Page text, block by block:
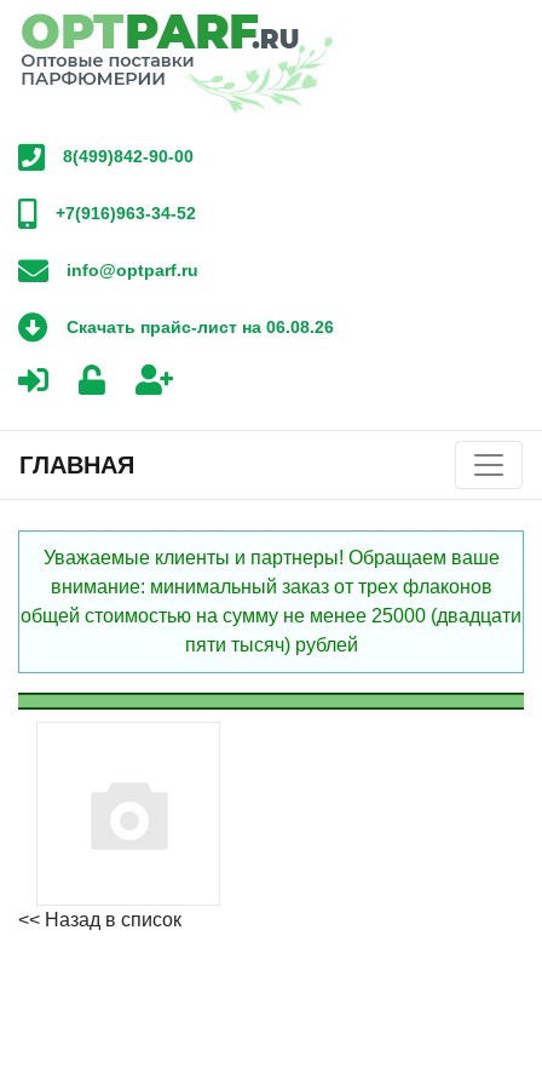
8(499)842-90-00
+7(916)963-34-52
info@optparf.ru
Скачать прайс-лист на 06.08.26
ГЛАВНАЯ
Уважаемые клиенты и партнеры! Обращаем ваше
внимание: минимальный заказ от трех флаконов
общей стоимостью на сумму не менее 25000 (двадцати
пяти тысяч) рублей
<< Назад в список